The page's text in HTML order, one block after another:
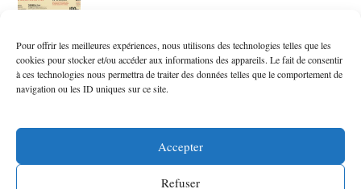
Pour offrir les meilleures expériences, nous utilisons des technologies telles que les
cookies pour stocker et/ou accéder aux informations des appareils. Le fait de consentir
à ces technologies nous permettra de traiter des données telles que le comportement de
navigation ou les ID uniques sur ce site.
Accepter
Refuser